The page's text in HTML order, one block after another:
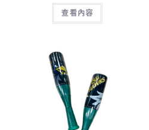
查看內容